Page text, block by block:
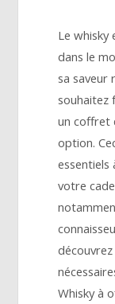
Le whisky
dans le
sa saveur
souhaitez
un coffret
option.
votre
Whisky à